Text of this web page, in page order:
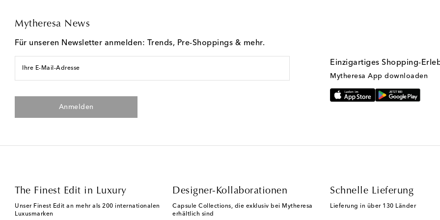
Mytheresa News
Für unseren Newsletter anmelden: Trends, Pre-Shoppings & mehr.
Ihre E-Mail-Adresse
Anmelden
Einzigartiges Shopping-
Mytheresa App downloaden
The Finest Edit in Luxury
Unser Finest Edit an mehr als 200 internationalen
Luxusmarken
Designer-Kollaborationen
Capsule Collections, die exklusiv bei Mytheresa
erhältlich sind
Schnelle Lieferung
Lieferung in über 130 Länder